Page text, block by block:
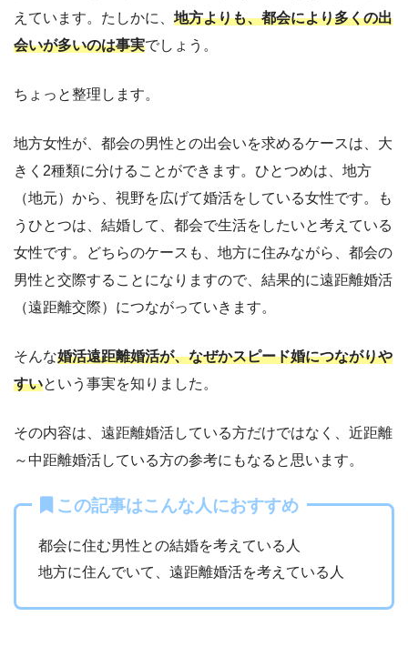
えています。たしかに、 地方よりも、都会により多くの出
会いが多いのは事実でしょう。
ちょっと整理します。
地方女性が、都会の男性との出会いを求めるケースは、大
きく2種類に分けることができます。ひとつめは、地方
（地元）から、視野を広げて婚活をしている女性です。も
うひとつは、結婚して、都会で生活をしたいと考えている
女性です。どちらのケースも、地方に住みながら、都会の
男性と交際することになりますので、結果的に遠距離婚活
（遠距離交際）につながっていきます。
そんな婚活遠距離婚活が、なぜかスピード婚につながりや
すいという事実を知りました。
その内容は、遠距離婚活している方だけではなく、近距離
～中距離婚活している方の参考にもなると思います。
この記事はこんな人におすすめ
都会に住む男性との結婚を考えている人
地方に住んでいて、遠距離婚活を考えている人